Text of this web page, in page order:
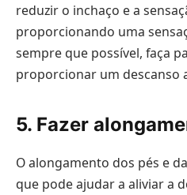
reduzir o inchaço e a
proporcionando uma
sempre que possível, faça
proporcionar um descanso
5. Fazer
O alongamento dos pés e
que pode ajudar a aliviar a